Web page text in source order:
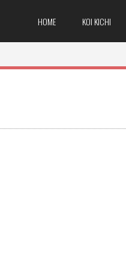
HOME KOI KICHI